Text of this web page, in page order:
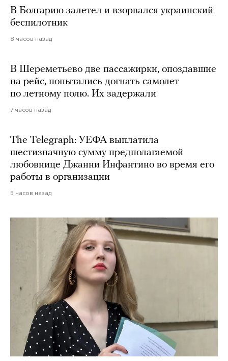
В Болгарию залетел и взорвался украинский
беспилотник
8 часов назад
В Шереметьево две пассажирки, опоздавшие
на рейс, попытались догнать самолет
по летному полю. Их задержали
7 часов назад
The Telegraph: УЕФА выплатила
шестизначную сумму предполагаемой
любовнице Джанни Инфантино во время его
работы в организации
5 часов назад